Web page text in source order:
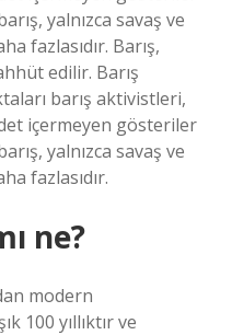
yalnızca savaş ve
fazlasıdır. Barış,
edilir. Barış
barış aktivistleri,
içermeyen gösteriler
yalnızca savaş ve
fazlasıdır.
ne?
modern
100 yıllıktır ve